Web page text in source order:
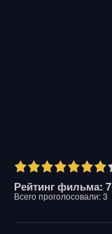
Рейтинг фильма: 7
Всего проголосовали:3